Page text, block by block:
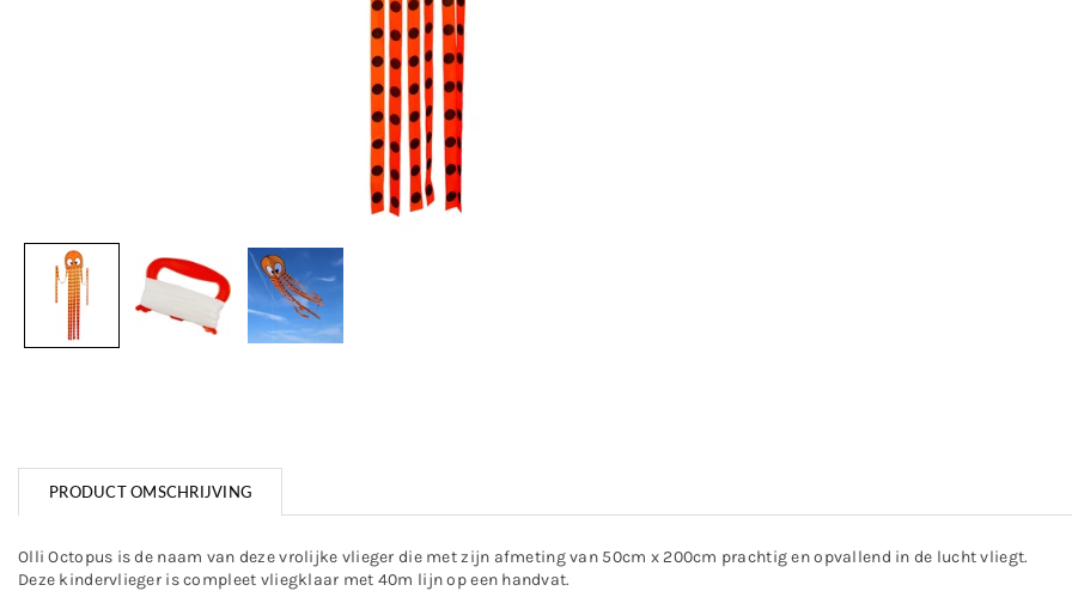
PRODUCT OMSCHRIJVING
Olli Octopus is de naam van deze vrolijke vlieger die met zijn afmeting van 50cm x 200cm prachtig en opvallend in de lucht vliegt.
Deze kindervlieger is compleet vliegklaar met 40m lijn op een handvat.